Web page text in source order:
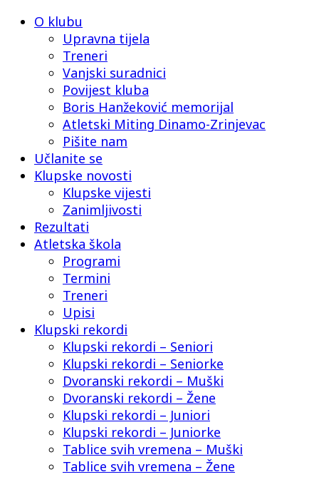
O klubu
Upravna tijela
Treneri
Vanjski suradnici
Povijest kluba
Boris Hanžeković memorijal
Atletski Miting Dinamo-Zrinjevac
Pišite nam
Učlanite se
Klupske novosti
Klupske vijesti
Zanimljivosti
Rezultati
Atletska škola
Programi
Termini
Treneri
Upisi
Klupski rekordi
Klupski rekordi – Seniori
Klupski rekordi – Seniorke
Dvoranski rekordi – Muški
Dvoranski rekordi – Žene
Klupski rekordi – Juniori
Klupski rekordi – Juniorke
Tablice svih vremena – Muški
Tablice svih vremena – Žene